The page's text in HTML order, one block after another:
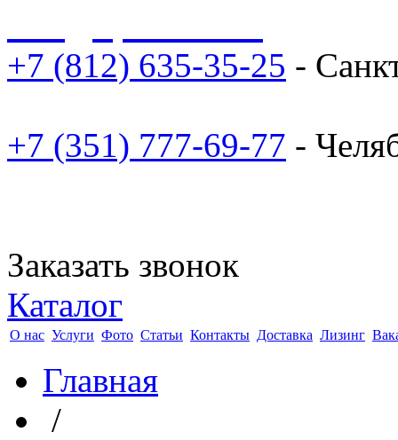
+7 (812) 635-35-25 -
+7 (351) 777-69-77 -
Заказать звонок
Каталог
О нас Услуги Фото Статьи Контакты Доставка Лизинг
Главная
/